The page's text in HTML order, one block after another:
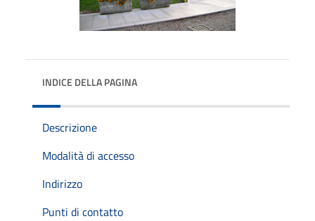
INDICE DELLA PAGINA
Descrizione
Modalità di accesso
Indirizzo
Punti di contatto